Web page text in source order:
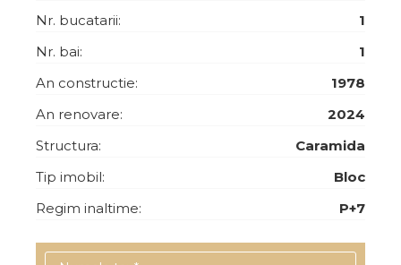
Nr. bucatarii:
1
Nr. bai:
1
An constructie:
1978
An renovare:
2024
Structura:
Caramida
Tip imobil:
Bloc
Regim inaltime:
P+7